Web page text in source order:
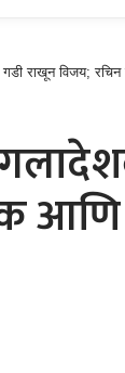
राखून विजय;